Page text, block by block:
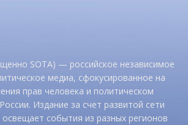
SOTA) — российское независимое
медиа, сфокусированное на
прав человека и политическом
Издание за счет развитой сети
события из разных регионов